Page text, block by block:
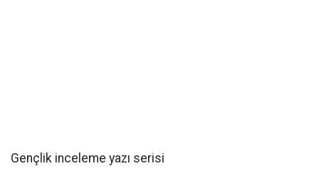
Gençlik inceleme yazı serisi